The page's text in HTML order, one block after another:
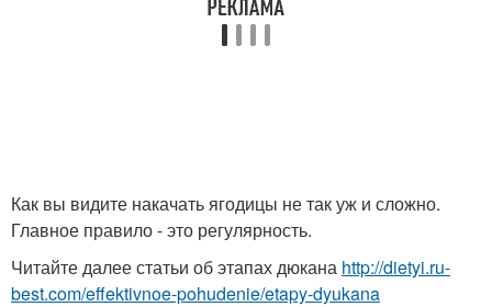
Как вы видите накачать ягодицы не так уж и сложно.
Главное правило - это регулярность.
Читайте далее статьи об этапах дюкана http://dietyi.ru-
best.com/effektivnoe-pohudenie/etapy-dyukana